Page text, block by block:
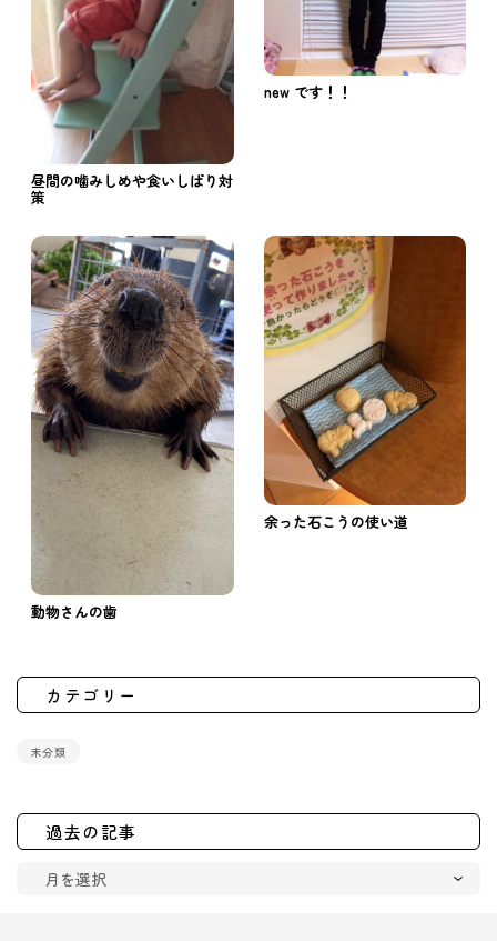
昼間の噛みしめや食いしばり対
策
new です！！
動物さんの歯
余った石こうの使い道
カテゴリー
未分類
過去の記事